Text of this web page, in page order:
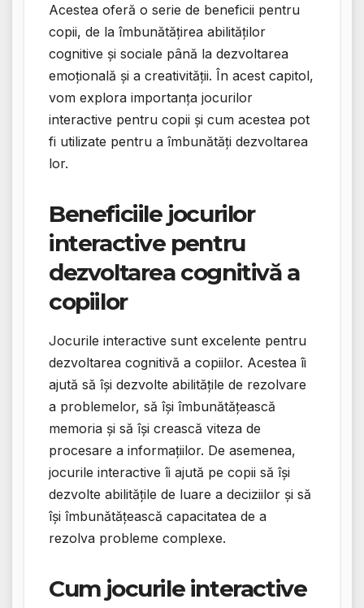
Acestea oferă o serie de beneficii pentru
copii, de la îmbunătățirea abilităților
cognitive și sociale până la dezvoltarea
emoțională și a creativității. În acest capitol,
vom explora importanța jocurilor
interactive pentru copii și cum acestea pot
fi utilizate pentru a îmbunătăți dezvoltarea
lor.
Beneficiile jocurilor
interactive pentru
dezvoltarea cognitivă a
copiilor
Jocurile interactive sunt excelente pentru
dezvoltarea cognitivă a copiilor. Acestea îi
ajută să își dezvolte abilitățile de rezolvare
a problemelor, să își îmbunătățească
memoria și să își crească viteza de
procesare a informațiilor. De asemenea,
jocurile interactive îi ajută pe copii să își
dezvolte abilitățile de luare a deciziilor și să
își îmbunătățească capacitatea de a
rezolva probleme complexe.
Cum jocurile interactive